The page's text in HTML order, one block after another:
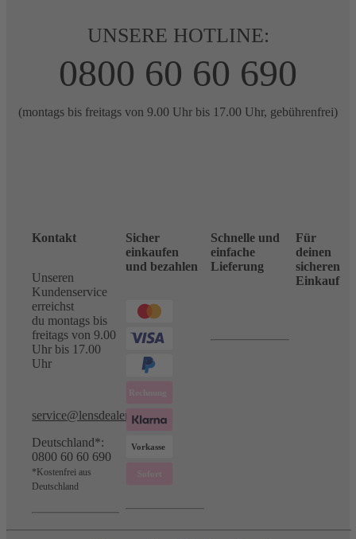
UNSERE HOTLINE:
0800 60 60 690
(montags bis freitags von 9.00 Uhr bis 17.00 Uhr, gebührenfrei)
Kontakt
Unseren
Kundenservice
erreichst
du montags bis
freitags von 9.00
Uhr bis 17.00
Uhr
service@lensdealer.com
Deutschland*:
0800 60 60 690
*Kostenfrei aus
Deutschland
Sicher
einkaufen
und bezahlen
Schnelle und
einfache
Lieferung
Für
deinen
sicheren
Einkauf